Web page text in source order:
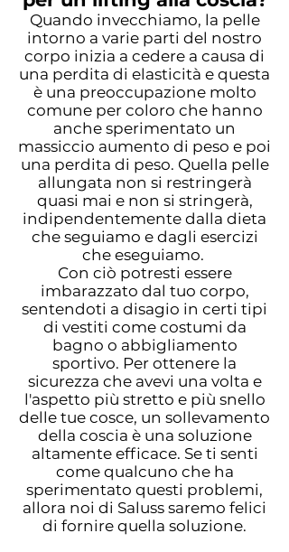
Quando invecchiamo, la pelle
intorno a varie parti del nostro
corpo inizia a cedere a causa di
una perdita di elasticità e questa
è una preoccupazione molto
comune per coloro che hanno
anche sperimentato un
massiccio aumento di peso e poi
una perdita di peso. Quella pelle
allungata non si restringerà
quasi mai e non si stringerà,
indipendentemente dalla dieta
che seguiamo e dagli esercizi
che eseguiamo.
Con ciò potresti essere
imbarazzato dal tuo corpo,
sentendoti a disagio in certi tipi
di vestiti come costumi da
bagno o abbigliamento
sportivo. Per ottenere la
sicurezza che avevi una volta e
l'aspetto più stretto e più snello
delle tue cosce, un sollevamento
della coscia è una soluzione
altamente efficace. Se ti senti
come qualcuno che ha
sperimentato questi problemi,
allora noi di Saluss saremo felici
di fornire quella soluzione.